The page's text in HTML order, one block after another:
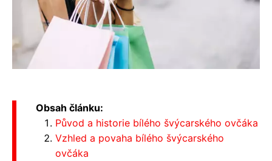
Obsah článku:
Původ a historie bílého švýcarského ovčáka
Vzhled a povaha bílého švýcarského
ovčáka